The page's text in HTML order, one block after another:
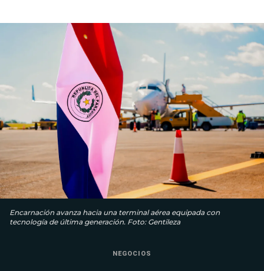
Encarnación avanza hacia una terminal aérea equipada con
tecnología de última generación. Foto: Gentileza
NEGOCIOS